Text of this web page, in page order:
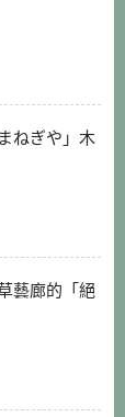
ねぎや」木
藝廊的「絕